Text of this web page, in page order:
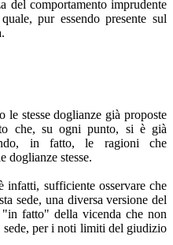
del comportamento imprudente
pur essendo presente sul
stesse doglianze già proposte
che, su ogni punto, si è già
in fatto, le ragioni che
doglianze stesse.
sufficiente osservare che
sede, una diversa versione del
fatto" della vicenda che non
sede, per i noti limiti del giudizio